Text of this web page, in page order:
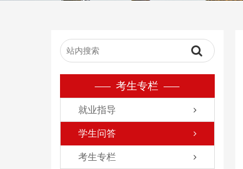
考生专栏
就业指导
学生问答
考生专栏